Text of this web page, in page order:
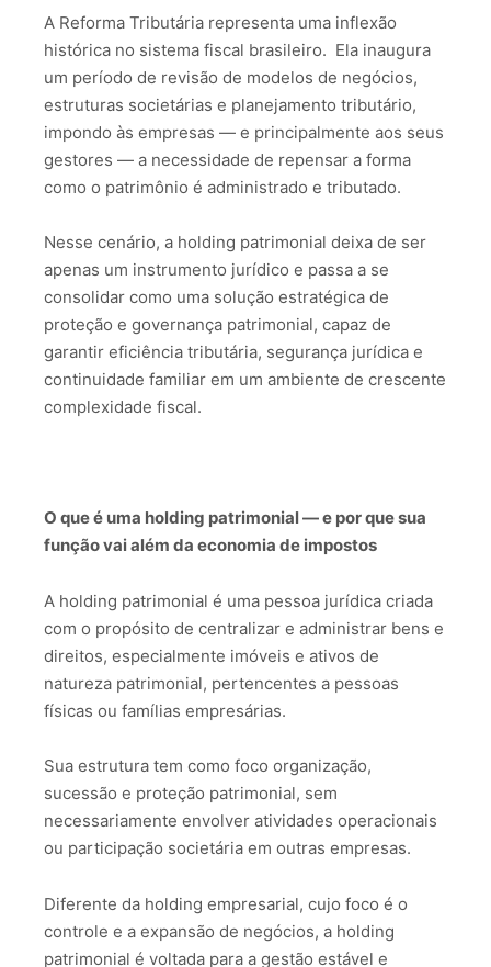
A Reforma Tributária representa uma inflexão
histórica no sistema fiscal brasileiro. Ela inaugura
um período de revisão de modelos de negócios,
estruturas societárias e planejamento tributário,
impondo às empresas — e principalmente aos seus
gestores — a necessidade de repensar a forma
como o patrimônio é administrado e tributado.
Nesse cenário, a holding patrimonial deixa de ser
apenas um instrumento jurídico e passa a se
consolidar como uma solução estratégica de
proteção e governança patrimonial, capaz de
garantir eficiência tributária, segurança jurídica e
continuidade familiar em um ambiente de crescente
complexidade fiscal.
O que é uma holding patrimonial — e por que sua
função vai além da economia de impostos
A holding patrimonial é uma pessoa jurídica criada
com o propósito de centralizar e administrar bens e
direitos, especialmente imóveis e ativos de
natureza patrimonial, pertencentes a pessoas
físicas ou famílias empresárias.
Sua estrutura tem como foco organização,
sucessão e proteção patrimonial, sem
necessariamente envolver atividades operacionais
ou participação societária em outras empresas.
Diferente da holding empresarial, cujo foco é o
controle e a expansão de negócios, a holding
patrimonial é voltada para a gestão estável e